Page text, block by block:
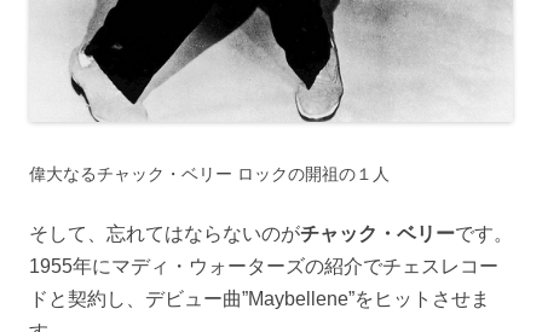
偉大なるチャック・ベリー ロックの開祖の１人
そして、忘れてはならないのがチャック・ベリーです。
1955年にマディ・ウォーターズの紹介でチェスレコー
ドと契約し、デビュー曲”Maybellene”をヒットさせま